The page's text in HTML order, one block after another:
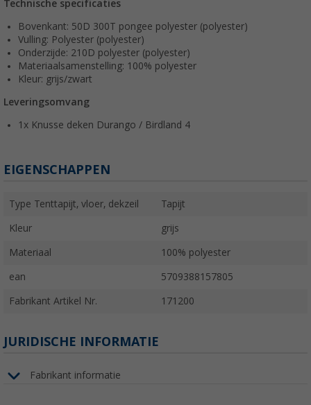
Technische specificaties
Bovenkant: 50D 300T pongee polyester (polyester)
Vulling: Polyester (polyester)
Onderzijde: 210D polyester (polyester)
Materiaalsamenstelling: 100% polyester
Kleur: grijs/zwart
Leveringsomvang
1x Knusse deken Durango / Birdland 4
EIGENSCHAPPEN
Type Tenttapijt, vloer, dekzeil Tapijt
Kleur grijs
Materiaal 100% polyester
ean 5709388157805
Fabrikant Artikel Nr. 171200
JURIDISCHE INFORMATIE
Fabrikant informatie